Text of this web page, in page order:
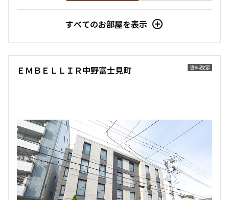
すべてのお部屋を表示
賃料改定
ＥＭＢＥＬＬＩＲ中野富士見町